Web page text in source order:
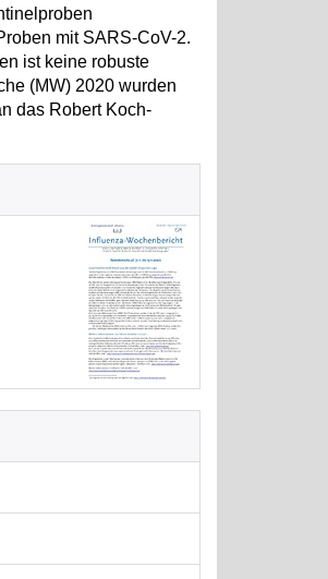
mit SARS-CoV-2.
ist keine robuste
(MW) 2020 wurden
das Robert Koch-